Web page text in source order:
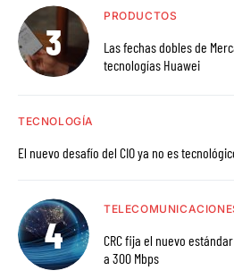
PRODUCTOS
Las fechas dobles de
tecnologías Huawei
TECNOLOGÍA
El nuevo desafío del CIO ya no es
CRC fija el nuevo
a 300 Mbps